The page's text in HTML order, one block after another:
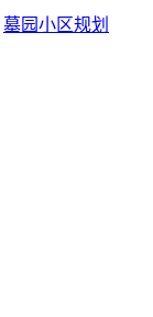
墓园小区规划